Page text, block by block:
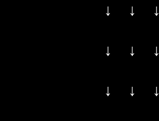
↓ ↓ ↓
↓ ↓ ↓
↓ ↓ ↓